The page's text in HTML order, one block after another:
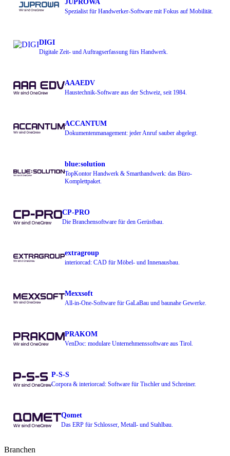
JUPROWA
Spezialist für Handwerker-Software mit Fokus auf Mobilität.
DIGI
Digitale Zeit- und Auftragserfassung fürs Handwerk.
AAAEDV
Haustechnik-Software aus der Schweiz, seit 1984.
ACCANTUM
Dokumentenmanagement: jeder Anruf sauber abgelegt.
blue:solution
TopKontor Handwerk & Smarthandwerk: das Büro-
Komplettpaket.
CP-PRO
Die Branchensoftware für den Gerüstbau.
extragroup
interiorcad: CAD für Möbel- und Innenausbau.
Mexxsoft
All-in-One-Software für GaLaBau und baunahe Gewerke.
PRAKOM
VenDoc: modulare Unternehmenssoftware aus Tirol.
P-S-S
Corpora & interiorcad: Software für Tischler und Schreiner.
Qomet
Das ERP für Schlosser, Metall- und Stahlbau.
Branchen